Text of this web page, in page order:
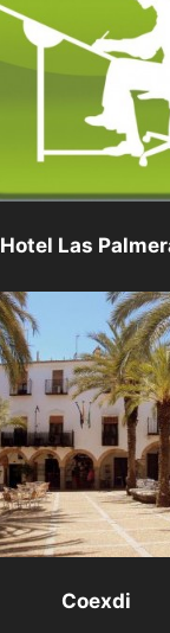
Hotel Las
Coexdi